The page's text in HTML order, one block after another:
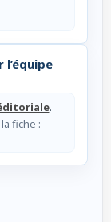
.
fiche :